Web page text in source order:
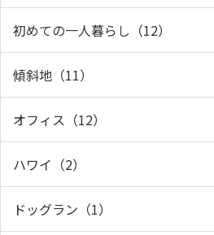
初めての一人暮らし（12）
傾斜地（11）
オフィス（12）
ハワイ（2）
ドッグラン（1）